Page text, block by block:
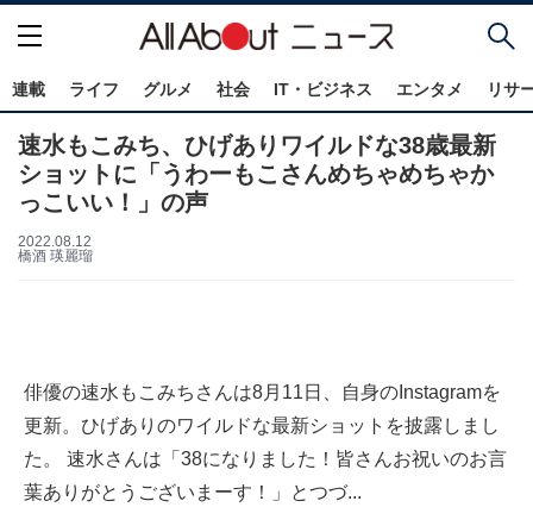
連載 ライフ グルメ 社会 IT・ビジネス エンタメ リサ
速水もこみち、ひげありワイルドな38歳最新
ショットに「うわーもこさんめちゃめちゃか
っこいい！」の声
2022.08.12
橋酒 瑛麗瑠
俳優の速水もこみちさんは8月11日、自身のInstagramを
更新。ひげありのワイルドな最新ショットを披露しまし
た。 速水さんは「38になりました！皆さんお祝いのお言
葉ありがとうございまーす！」とつづ...